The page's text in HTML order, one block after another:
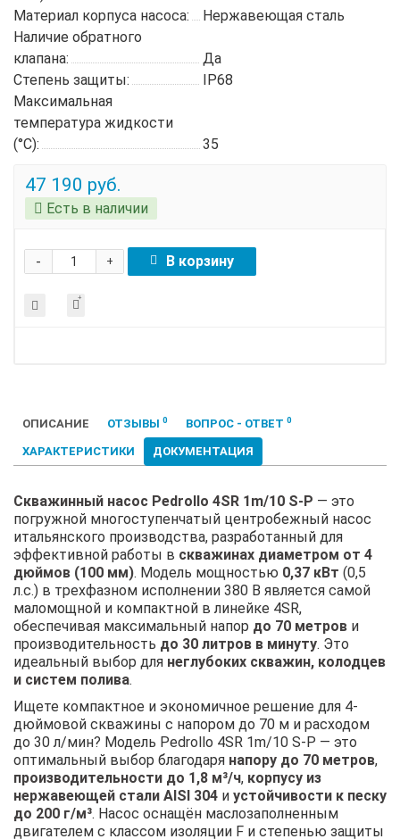
Материал корпуса насоса:
Нержавеющая сталь
Наличие обратного
клапана:
Да
Степень защиты:
IP68
Максимальная
температура жидкости
(°C):
35
47 190 руб.
Есть в наличии
+
- В корзину
ОПИСАНИЕ ОТЗЫВЫ 0 ВОПРОС - ОТВЕТ 0
ХАРАКТЕРИСТИКИ ДОКУМЕНТАЦИЯ
Скважинный насос Pedrollo 4SR 1m/10 S-P — это
погружной многоступенчатый центробежный насос
итальянского производства, разработанный для
эффективной работы в скважинах диаметром от 4
дюймов (100 мм). Модель мощностью 0,37 кВт (0,5
л.с.) в трехфазном исполнении 380 В является самой
маломощной и компактной в линейке 4SR,
обеспечивая максимальный напор до 70 метров и
производительность до 30 литров в минуту. Это
идеальный выбор для неглубоких скважин, колодцев
и систем полива.
Ищете компактное и экономичное решение для 4-
дюймовой скважины с напором до 70 м и расходом
до 30 л/мин? Модель Pedrollo 4SR 1m/10 S-P — это
оптимальный выбор благодаря напору до 70 метров,
производительности до 1,8 м³/ч, корпусу из
нержавеющей стали AISI 304 и устойчивости к песку
до 200 г/м³. Насос оснащён маслозаполненным
двигателем с классом изоляции F и степенью защиты